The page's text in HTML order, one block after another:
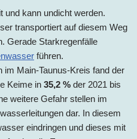
und kann undicht werden.
transportiert auf diesem Weg
Gerade Starkregenfälle
führen.
im Main-Taunus-Kreis fand der
Keime in 35,2 % der 2021 bis
weitere Gefahr stellen im
dar. In diesem
eindringen und dieses mit